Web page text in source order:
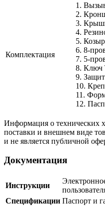
Комплектация
1.
2.
3.
4.
5.
6. 8-
7. 5-
8. Ключ
9.
10.
11.
12.
Информация о технических
поставки и внешнем виде
и не является публичной
Документация
Инструкции
Спецификации Паспорт и